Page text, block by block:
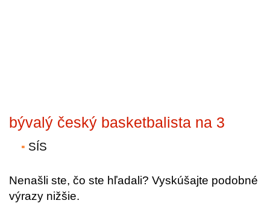
bývalý český basketbalista na 3
SÍS
Nenašli ste, čo ste hľadali? Vyskúšajte podobné
výrazy nižšie.